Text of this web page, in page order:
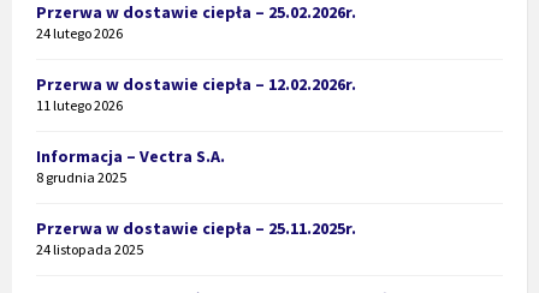
Przerwa w dostawie ciepła – 25.02.2026r.
24 lutego 2026
Przerwa w dostawie ciepła – 12.02.2026r.
11 lutego 2026
Informacja – Vectra S.A.
8 grudnia 2025
Przerwa w dostawie ciepła – 25.11.2025r.
24 listopada 2025